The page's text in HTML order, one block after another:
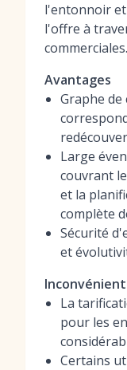
l'entonnoir et
l'offre à
commerciales.
Avantages
Graphe de
Large
couvrant
et la
complète
Sécurité
et
La
pour les
Certains